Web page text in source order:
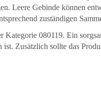
Leere Gebinde können
zuständigen
080119. Ein
Zusätzlich sollte das